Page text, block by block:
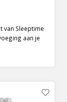
van Sleeptime
aan je
frisse blik